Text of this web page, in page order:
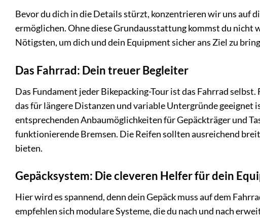
Bevor du dich in die Details stürzt, konzentrieren wir uns auf
ermöglichen. Ohne diese Grundausstattung kommst du
Nötigsten, um dich und dein Equipment sicher ans Ziel zu
Das Fahrrad: Dein treuer Begleiter
Das Fundament jeder Bikepacking-Tour ist das Fahrrad
das für längere Distanzen und variable Untergründe geeignet
entsprechenden Anbaumöglichkeiten für Gepäckträger und
funktionierende Bremsen. Die Reifen sollten ausreichend
bieten.
Gepäcksystem: Die cleveren Helfer für dein
Hier wird es spannend, denn dein Gepäck muss auf dem
empfehlen sich modulare Systeme, die du nach und nach